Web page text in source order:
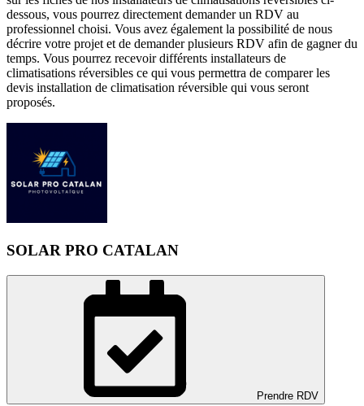
dessous, vous pourrez directement demander un RDV au
professionnel choisi. Vous avez également la possibilité de nous
décrire votre projet et de demander plusieurs RDV afin de gagner du
temps. Vous pourrez recevoir différents installateurs de
climatisations réversibles ce qui vous permettra de comparer les
devis installation de climatisation réversible qui vous seront
proposés.
SOLAR PRO CATALAN
Prendre RDV